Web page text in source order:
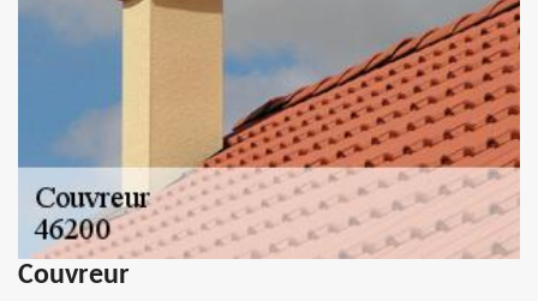
Couvreur